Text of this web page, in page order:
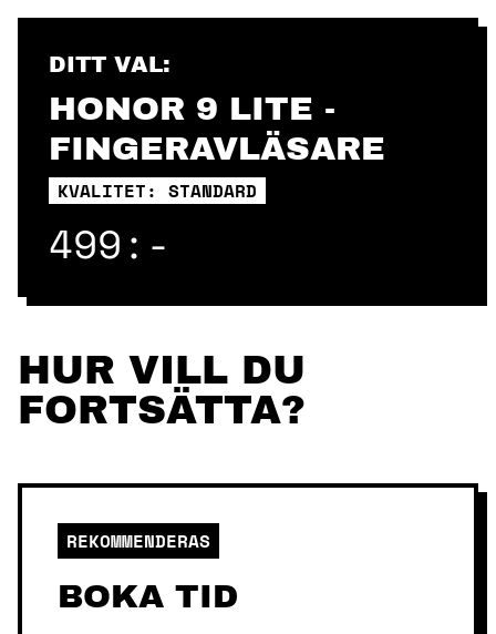
Skip
contentDITT VAL:
HONOR 9 LITE -
FINGERAVLÄSARE
KVALITET: STANDARD
499:-
HUR VILL DU
FORTSÄTTA?
REKOMMENDERAS
BOKA TID